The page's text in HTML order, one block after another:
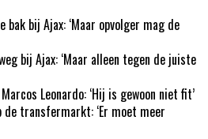
bij Ajax: ‘Maar opvolger mag de
bij Ajax: ‘Maar alleen tegen de juiste
Leonardo: ‘Hij is gewoon niet fit’
de transfermarkt: ‘Er moet meer